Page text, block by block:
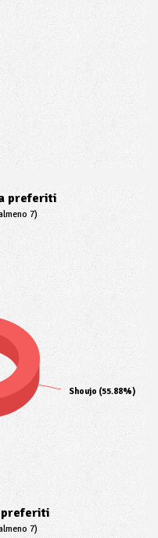
preferiti
7)
Shoujo (55.88%)
preferiti
7)